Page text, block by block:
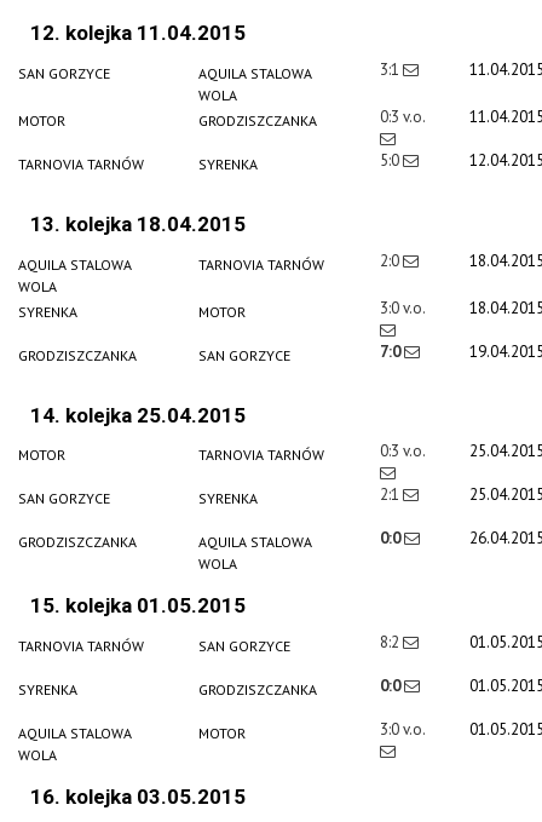
12. kolejka 11.04.2015
SAN GORZYCE
AQUILA STALOWA
WOLA
3:1
MOTOR GRODZISZCZANKA 0:3 v.o.
TARNOVIA TARNÓW SYRENKA 5:0
13. kolejka 18.04.2015
AQUILA STALOWA
WOLA
TARNOVIA TARNÓW 2:0
SYRENKA MOTOR 3:0 v.o.
GRODZISZCZANKA SAN GORZYCE 7:0
14. kolejka 25.04.2015
MOTOR TARNOVIA TARNÓW 0:3 v.o.
SAN GORZYCE SYRENKA 2:1
GRODZISZCZANKA
AQUILA STALOWA
WOLA
0:0
15. kolejka 01.05.2015
TARNOVIA TARNÓW SAN GORZYCE 8:2
SYRENKA GRODZISZCZANKA 0:0
AQUILA STALOWA
WOLA
MOTOR 3:0 v.o.
16. kolejka 03.05.2015